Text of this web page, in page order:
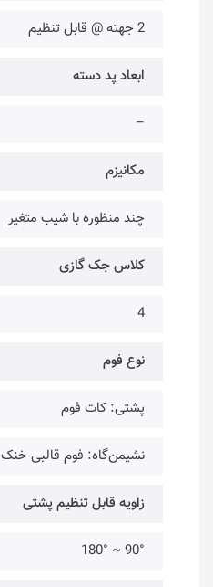
2 جهته @ قابل تنظیم
ابعاد پد دسته
–
مکانیزم
چند منظوره با شیب متغیر
کلاس جک گازی
4
نوع فوم
پشتی: کات فوم
نشیمن‌گاه: فوم قالبی خنک
زاویه قابل تنظیم پشتی
90° ~ 180°